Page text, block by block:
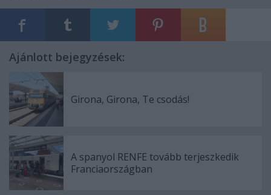
Ajánlott bejegyzések:
Girona, Girona, Te csodás!
A spanyol RENFE tovább terjeszkedik
Franciaországban